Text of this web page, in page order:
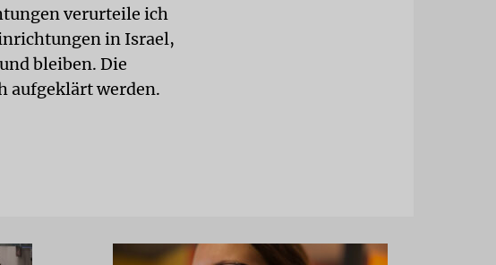
verurteile ich
in Israel,
bleiben. Die
aufgeklärt werden.